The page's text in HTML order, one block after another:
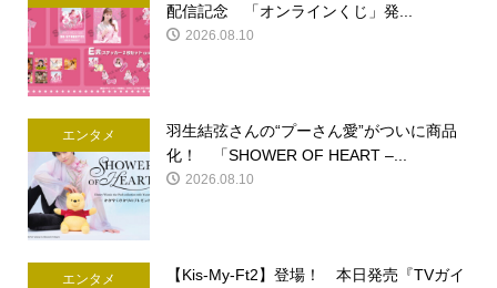
配信記念 「オンラインくじ」発...
2026.08.10
エンタメ
羽生結弦さんの“プーさん愛”がついに商品
化！ 「SHOWER OF HEART –...
2026.08.10
エンタメ
【Kis-My-Ft2】登場！ 本日発売『TVガイ